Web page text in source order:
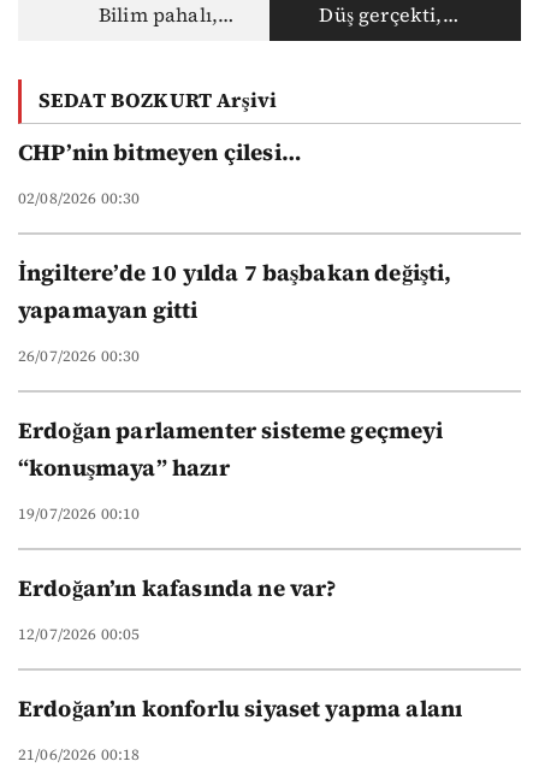
Bilim pahalı,
üniversitelerinin
yeni düzeni
Düş gerçekti,
gerçek haksız
SEDAT BOZKURT Arşivi
CHP’nin bitmeyen çilesi…
02/08/2026 00:30
İngiltere’de 10 yılda 7 başbakan değişti,
yapamayan gitti
26/07/2026 00:30
Erdoğan parlamenter sisteme geçmeyi
“konuşmaya” hazır
19/07/2026 00:10
Erdoğan’ın kafasında ne var?
12/07/2026 00:05
Erdoğan’ın konforlu siyaset yapma alanı
21/06/2026 00:18